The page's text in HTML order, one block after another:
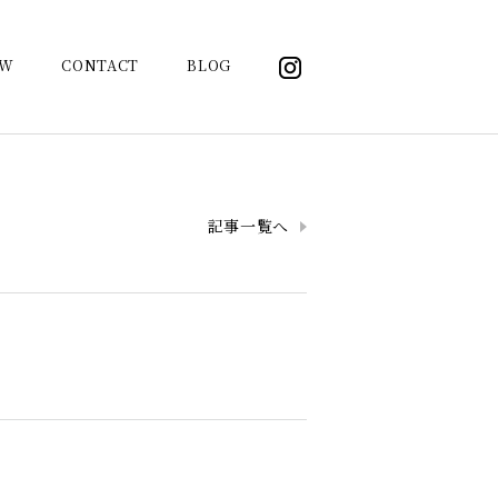
CONTACT BLOG
記事一覧へ